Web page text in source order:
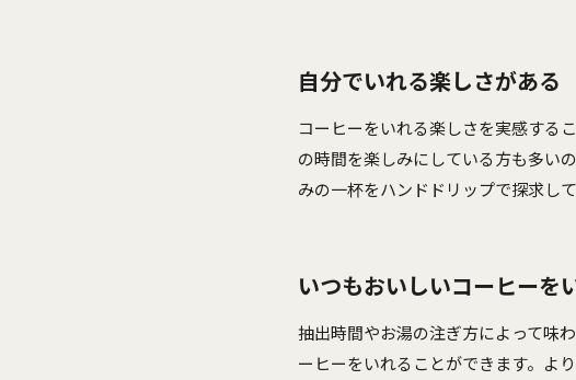
自分でいれる楽しさがある
コーヒーをいれる楽しさを実感する
の時間を楽しみにしている方も多い
みの一杯をハンドドリップで探求し
いつもおいしいコーヒーを
抽出時間やお湯の注ぎ方によって味
ーヒーをいれることができます。よ